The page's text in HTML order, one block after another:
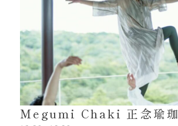
Megumi Chaki 正念瑜珈